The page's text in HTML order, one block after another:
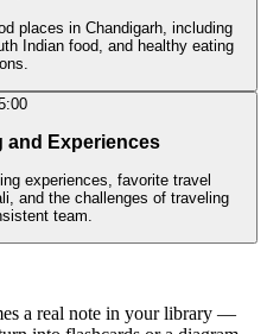
places in Chandigarh, including
Indian food, and healthy eating
and Experiences
experiences, favorite travel
and the challenges of traveling
team.
a real note in your library —